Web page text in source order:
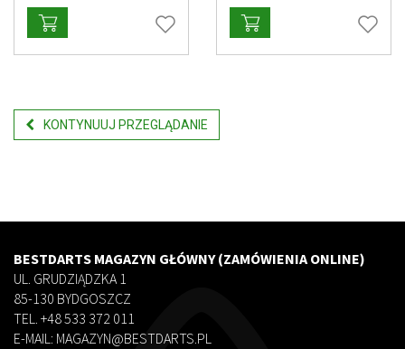
KONTYNUUJ PRZEGLĄDANIE
BESTDARTS MAGAZYN GŁÓWNY (ZAMÓWIENIA ONLINE)
UL. GRUDZIĄDZKA 1
85-130 BYDGOSZCZ
TEL. +48 533 372 011
E-MAIL: MAGAZYN@BESTDARTS.PL